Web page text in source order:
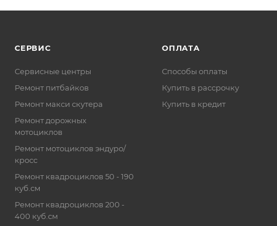
СЕРВИС
Сервисные центры
Ремонт питбайков
Ремонт макси скутера
Ремонт дорожных
мотоциклов
Ремонт мотоциклов эндуро/
кросс
Ремонт квадроциклов 50 - 190
куб.см
Ремонт квадроциклов 200 -
400 куб.см
ОПЛАТА
Способы оплаты
Купить в рассрочку
Купить в кредит